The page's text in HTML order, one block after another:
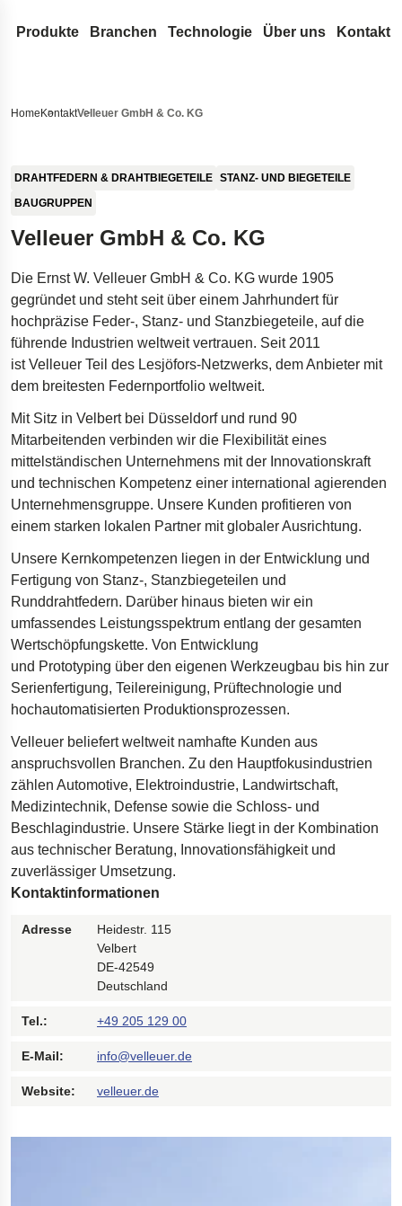
Produkte
Druckfedern
Drehstabfedern
Drahtbiegeteile
Drahtringe
Flachfedern
Flachspiralfedern
Dynamische Gasdruckfedern
Edelstahl-Gasdruckfedern
Gaszugfedern
Stanz- und Biegeteile
Tiefziehteile
Tellerfedern
Gewellte Federscheiben
Stanzteile
Branchen
Automotive Aftermarket
Energie
Kundenreferenzen
Fahrwerkstechnik für Raumfahrzeuge
Fahrwerksfedern für Pickups
Dämpfer für die Öresundbrücke
Bohrgeräte für die Öl- und Gasförderung
Tumbl Trak Schwingboden
Easyrig Kamera-Stative
Feal Rampensystem
Öhlins Motorrad-Federn
Technologie
Federn-Terminologie
Über uns
Rechtliches &
Erklärung zur
Impressum
Qualität
Kontakt
Home KontaktVelleuer GmbH & Co. KG
DRAHTFEDERN & DRAHTBIEGETEILE STANZ- UND BIEGETEILE
BAUGRUPPEN
Velleuer GmbH & Co. KG
Die Ernst W. Velleuer GmbH & Co. KG wurde 1905
gegründet und steht seit über einem Jahrhundert für
hochpräzise Feder-, Stanz- und Stanzbiegeteile, auf die
führende Industrien weltweit vertrauen. Seit 2011
ist Velleuer Teil des Lesjöfors-Netzwerks, dem Anbieter mit
dem breitesten Federnportfolio weltweit.
Mit Sitz in Velbert bei Düsseldorf und rund 90
Mitarbeitenden verbinden wir die Flexibilität eines
mittelständischen Unternehmens mit der Innovationskraft
und technischen Kompetenz einer international agierenden
Unternehmensgruppe. Unsere Kunden profitieren von
einem starken lokalen Partner mit globaler Ausrichtung.
Unsere Kernkompetenzen liegen in der Entwicklung und
Fertigung von Stanz-, Stanzbiegeteilen und
Runddrahtfedern. Darüber hinaus bieten wir ein
umfassendes Leistungsspektrum entlang der gesamten
Wertschöpfungskette. Von Entwicklung
und Prototyping über den eigenen Werkzeugbau bis hin zur
Serienfertigung, Teilereinigung, Prüftechnologie und
hochautomatisierten Produktionsprozessen.
Velleuer beliefert weltweit namhafte Kunden aus
anspruchsvollen Branchen. Zu den Hauptfokusindustrien
zählen Automotive, Elektroindustrie, Landwirtschaft,
Medizintechnik, Defense sowie die Schloss- und
Beschlagindustrie. Unsere Stärke liegt in der Kombination
aus technischer Beratung, Innovationsfähigkeit und
zuverlässiger Umsetzung.
Kontaktinformationen
Adresse
Heidestr. 115
Velbert
DE-42549
Deutschland
Tel.: +49 205 129 00
E-Mail: info@velleuer.de
Website: velleuer.de